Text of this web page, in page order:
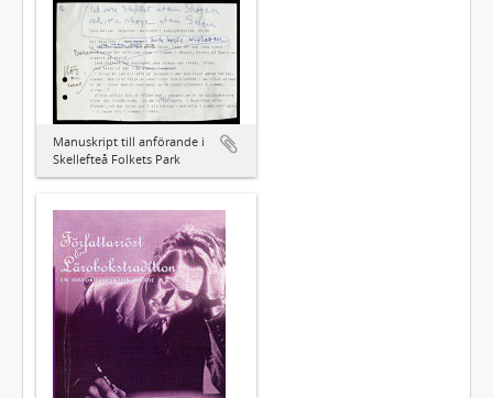
Manuskript till anförande i
Skellefteå Folkets Park